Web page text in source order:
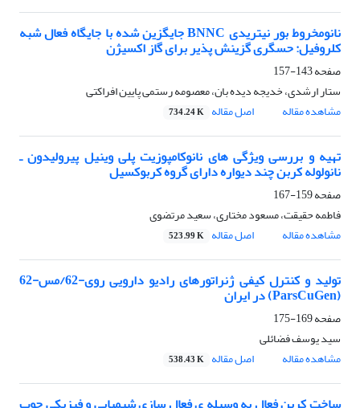
نانومخروط بور نیتریدی BNNC جایگزین شده با جایگاه فعال شبه
کلروفیل: حسگری گزینش پذیر برای گاز اکسیژن
صفحه143-157
ستار ارشدی، خدیجه دیده بان، معصومه رستمی پایین افراکتی
مشاهده مقاله
اصل مقاله 734.24 K
تهیه و بررسی ویژگی های نانوکامپوزیت پلی وینیل پیرولیدون ـ
نانولوله کربن چند دیواره دارای گروه کربوکسیل
صفحه159-167
فاطمه حقیقت، مسعود مختاری، سعید مرتضوی
مشاهده مقاله
اصل مقاله 523.99 K
تولید و کنترل کیفی ژنراتورهای رادیو دارویی روی-62/مس-62
(ParsCuGen) در ایران
صفحه169-175
سید یوسف فضائلی
مشاهده مقاله
اصل مقاله 538.43 K